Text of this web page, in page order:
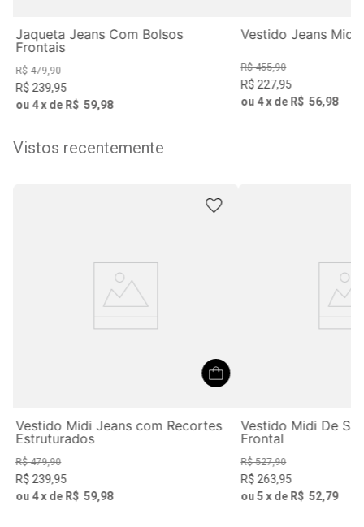
Jaqueta Jeans Com Bolsos
Frontais
R$ 479,90
R$ 239,95
ou 4x de R$ 59,98
Vestido Jeans Midi
R$ 455,90
R$ 227,95
ou 4x de R$ 56,98
Vistos recentemente
Vestido Midi Jeans com Recortes
Estruturados
R$ 479,90
R$239,95
ou 4x de R$ 59,98
Vestido Midi De
Frontal
R$ 527,90
R$ 263,95
ou 5 x de R$ 52,79